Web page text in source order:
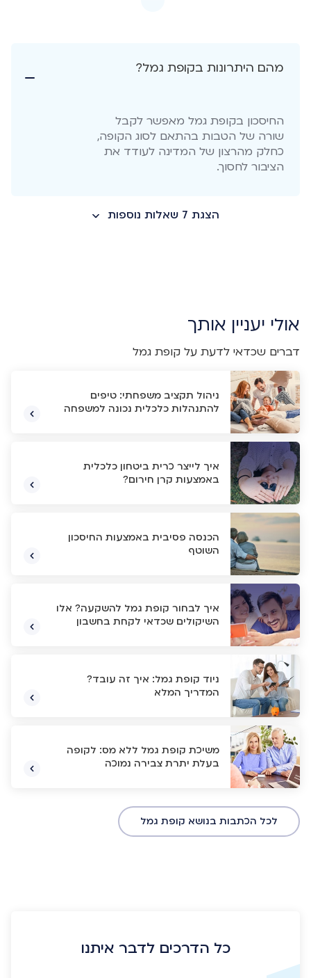
החיסכון בקופת גמל מאפשר לקבל
שורה של הטבות בהתאם לסוג הקופה,
כחלק מהרצון של המדינה לעודד את
הציבור לחסוך.
הצגת 7 שאלות נוספות
אולי יעניין אותך
דברים שכדאי לדעת על קופת גמל
ניהול תקציב משפחתי: טיפים
להתנהלות כלכלית נכונה למשפחה
איך לייצר כרית ביטחון כלכלית
באמצעות קרן חירום?
הכנסה פסיבית באמצעות החיסכון
השוטף
איך לבחור קופת גמל להשקעה? אלו
השיקולים שכדאי לקחת בחשבון
ניוד קופת גמל: איך זה עובד?
המדריך המלא
משיכת קופת גמל ללא מס: לקופה
בעלת יתרת צבירה נמוכה
לכל הכתבות בנושא קופת גמל
כל הדרכים לדבר איתנו